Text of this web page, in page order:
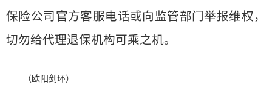
保险公司官方客服电话或向监管部门举报维权，
切勿给代理退保机构可乘之机。
（欧阳剑环）